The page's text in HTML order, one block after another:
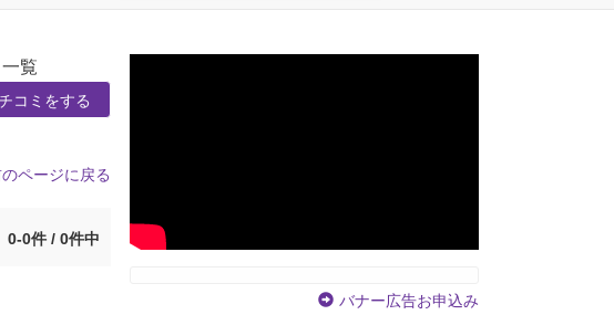
覧
コミをする
ページに戻る
0-0件 / 0件中
バナー広告お申込み